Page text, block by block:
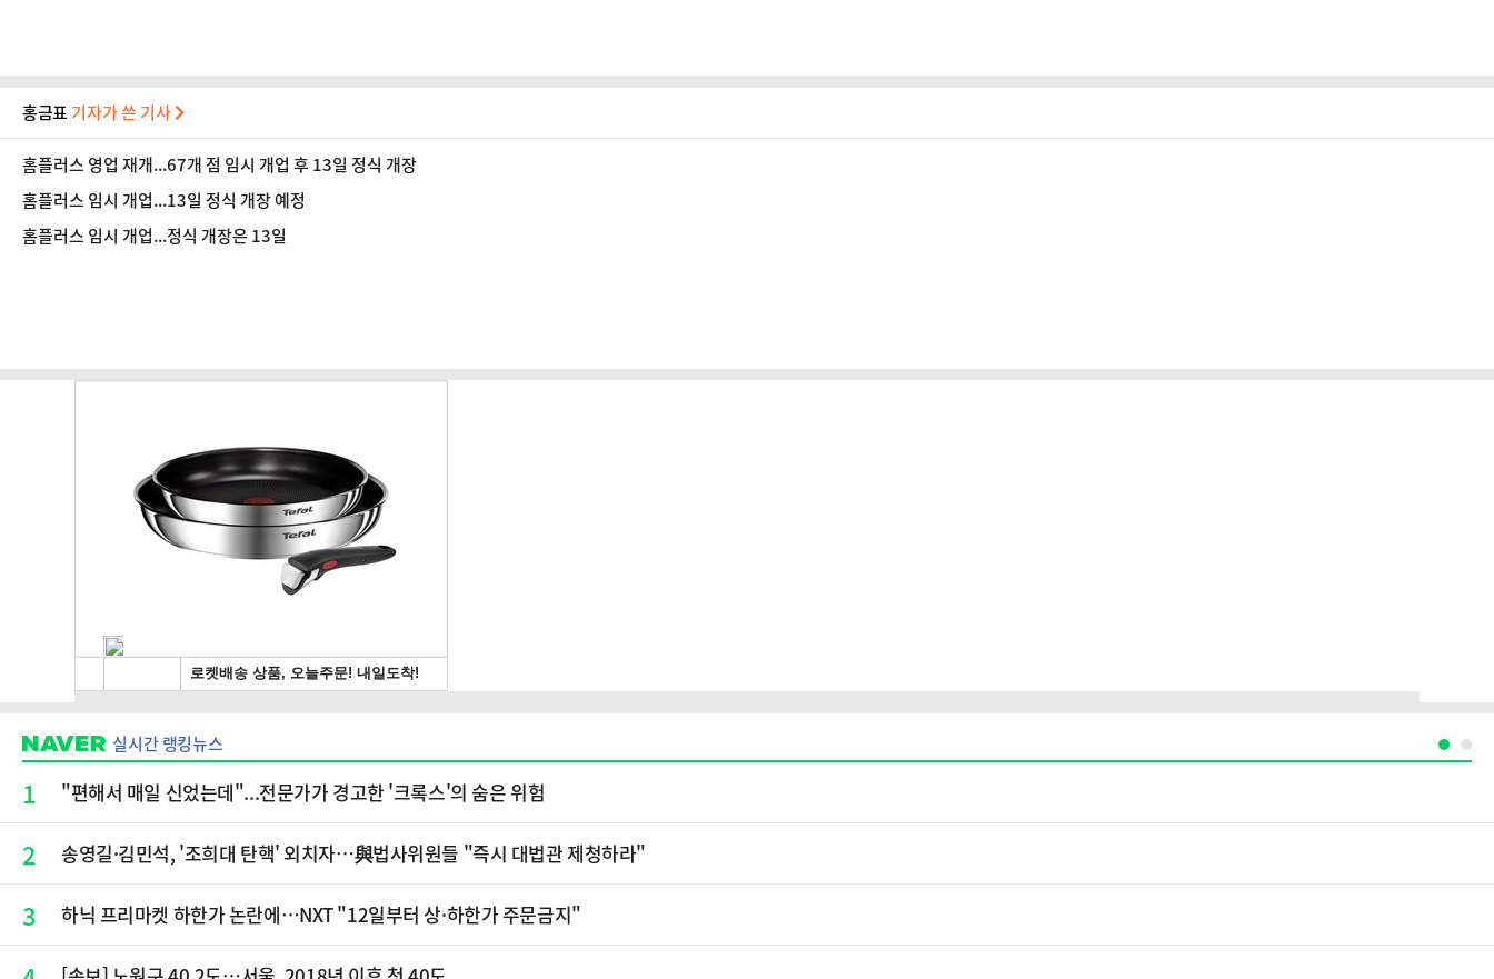
홍금표 기자가 쓴 기사
홈플러스 영업 재개...67개 점 임시 개업 후 13일 정식 개장
홈플러스 임시 개업...13일 정식 개장 예정
홈플러스 임시 개업...정식 개장은 13일
실시간 랭킹뉴스
1 "편해서 매일 신었는데"...전문가가 경고한 '크록스'의 숨은 위험
2 송영길·김민석, '조희대 탄핵' 외치자…與법사위원들 "즉시 대법관 제청하라"
3 하닉 프리마켓 하한가 논란에…NXT "12일부터 상·하한가 주문금지"